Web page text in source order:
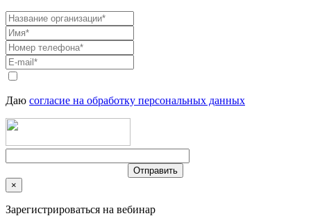
Даю согласие на обработку персональных данных
×
Зарегистрироваться на вебинар